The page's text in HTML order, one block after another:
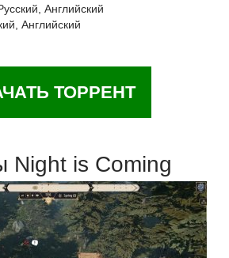
Английский
Английский
ТОРРЕНТ
Night is Coming